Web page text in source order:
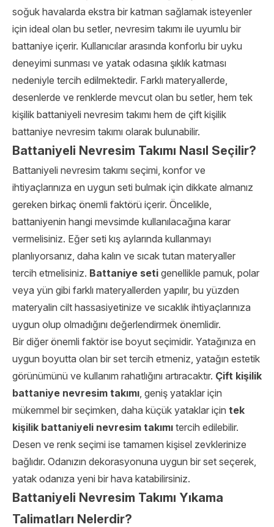
soğuk havalarda ekstra bir katman sağlamak isteyenler
için ideal olan bu setler, nevresim takımı ile uyumlu bir
battaniye içerir. Kullanıcılar arasında konforlu bir uyku
deneyimi sunması ve yatak odasına şıklık katması
nedeniyle tercih edilmektedir. Farklı materyallerde,
desenlerde ve renklerde mevcut olan bu setler, hem tek
kişilik battaniyeli nevresim takımı hem de çift kişilik
battaniye nevresim takımı olarak bulunabilir.
Battaniyeli Nevresim Takımı Nasıl Seçilir?
Battaniyeli nevresim takımı seçimi, konfor ve
ihtiyaçlarınıza en uygun seti bulmak için dikkate almanız
gereken birkaç önemli faktörü içerir. Öncelikle,
battaniyenin hangi mevsimde kullanılacağına karar
vermelisiniz. Eğer seti kış aylarında kullanmayı
planlıyorsanız, daha kalın ve sıcak tutan materyaller
tercih etmelisiniz. Battaniye seti genellikle pamuk, polar
veya yün gibi farklı materyallerden yapılır, bu yüzden
materyalin cilt hassasiyetinize ve sıcaklık ihtiyaçlarınıza
uygun olup olmadığını değerlendirmek önemlidir.
Bir diğer önemli faktör ise boyut seçimidir. Yatağınıza en
uygun boyutta olan bir set tercih etmeniz, yatağın estetik
görünümünü ve kullanım rahatlığını artıracaktır. Çift kişilik
battaniye nevresim takımı, geniş yataklar için
mükemmel bir seçimken, daha küçük yataklar için tek
kişilik battaniyeli nevresim takımı tercih edilebilir.
Desen ve renk seçimi ise tamamen kişisel zevklerinize
bağlıdır. Odanızın dekorasyonuna uygun bir set seçerek,
yatak odanıza yeni bir hava katabilirsiniz.
Battaniyeli Nevresim Takımı Yıkama
Talimatları Nelerdir?